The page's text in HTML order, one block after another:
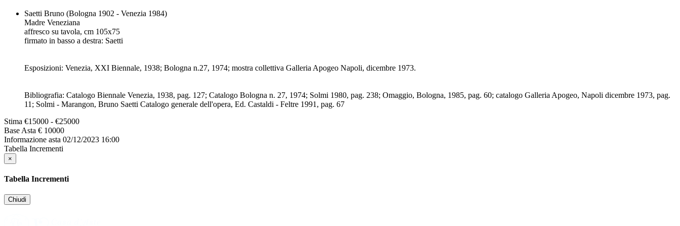
Saetti Bruno (Bologna 1902 - Venezia 1984)
Madre Veneziana
affresco su tavola, cm 105x75
firmato in basso a destra: Saetti
Esposizioni: Venezia, XXI Biennale, 1938; Bologna n.27, 1974; mostra collettiva Galleria Apogeo Napoli, dicembre 1973.
Bibliografia: Catalogo Biennale Venezia, 1938, pag. 127; Catalogo Bologna n. 27, 1974; Solmi 1980, pag. 238; Omaggio, Bologna, 1985, pag. 60; catalogo Galleria Apogeo, Napoli dicembre 1973, pag.
11; Solmi - Marangon, Bruno Saetti Catalogo generale dell'opera, Ed. Castaldi - Feltre 1991, pag. 67
Stima €15000 - €25000
Base Asta € 10000
Informazione asta 02/12/2023 16:00
Tabella Incrementi
×
Tabella Incrementi
Chiudi